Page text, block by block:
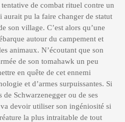
de combat rituel contre un
aurait pu la faire changer de statut
son village. C’est alors qu’une
autour du campement et
animaux. N’écoutant que son
de son tomahawk un peu
en quête de cet ennemi
et d’armes surpuissantes. Si
de Schwarzenegger ou de ses
devoir utiliser son ingéniosité si
la plus intraitable de tout